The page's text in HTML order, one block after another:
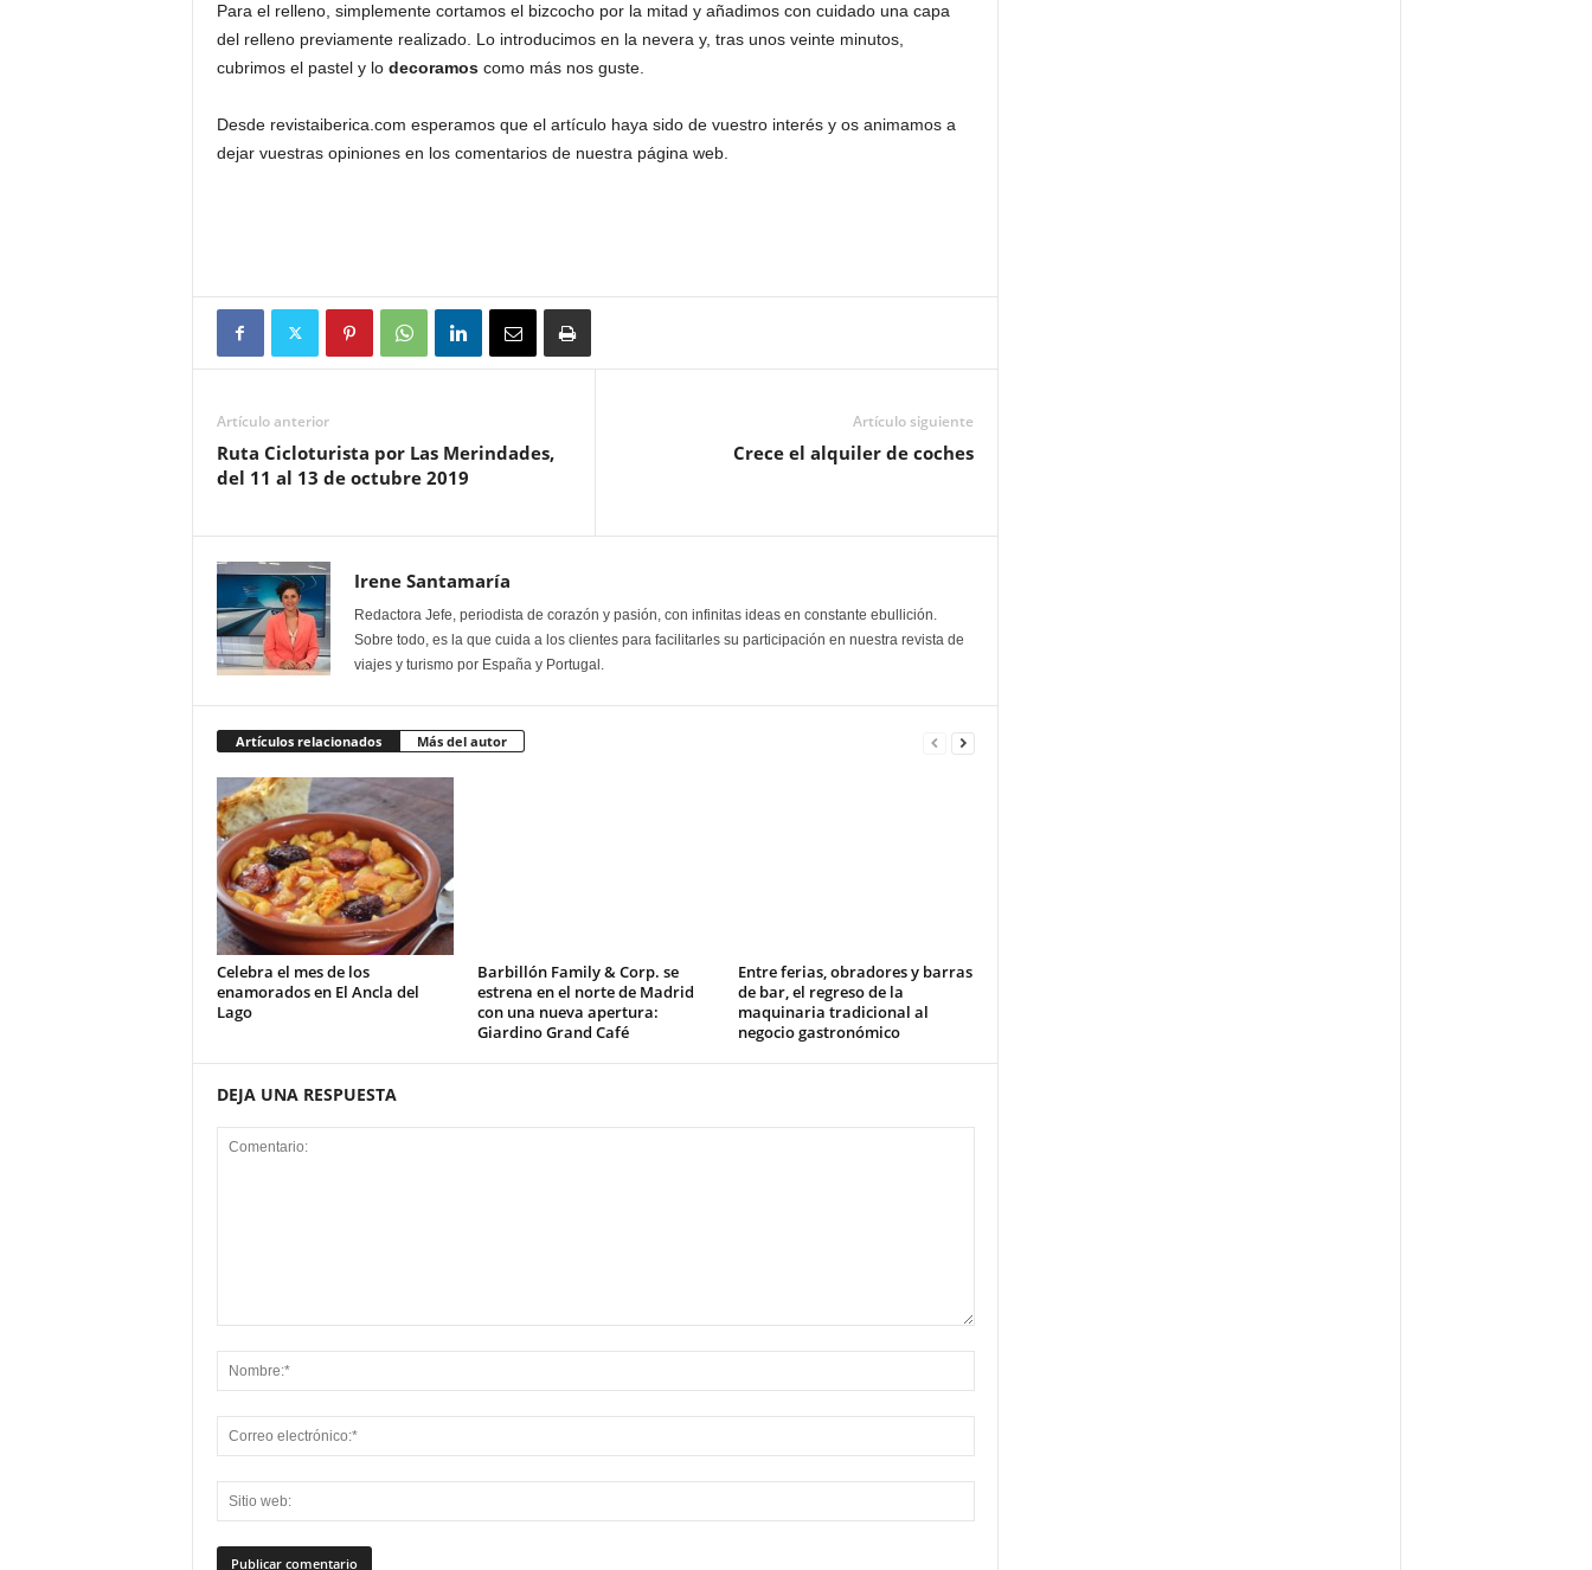
Para el relleno, simplemente cortamos el bizcocho por la mitad y añadimos con cuidado una capa
del relleno previamente realizado. Lo introducimos en la nevera y, tras unos veinte minutos,
cubrimos el pastel y lo decoramoscomo más nos guste.
Desde revistaiberica.com esperamos que el artículo haya sido de vuestro interés y os animamos a
dejar vuestras opiniones en los comentarios de nuestra página web.
Artículo anterior
Ruta Cicloturista por Las Merindades,
del 11 al 13 de octubre 2019
Artículo siguiente
Crece el alquiler de coches
Irene Santamaría
Redactora Jefe, periodista de corazón y pasión, con infinitas ideas en constante ebullición.
Sobre todo, es la que cuida a los clientes para facilitarles su participación en nuestra revista de
viajes y turismo por España y Portugal.
Artículos relacionados Más del autor
Celebra el mes de los
enamorados en El Ancla del
Lago
Barbillón Family & Corp. se
estrena en el norte de Madrid
con una nueva apertura:
Giardino Grand Café
Entre ferias, obradores y barras
de bar, el regreso de la
maquinaria tradicional al
negocio gastronómico
DEJA UNA RESPUESTA